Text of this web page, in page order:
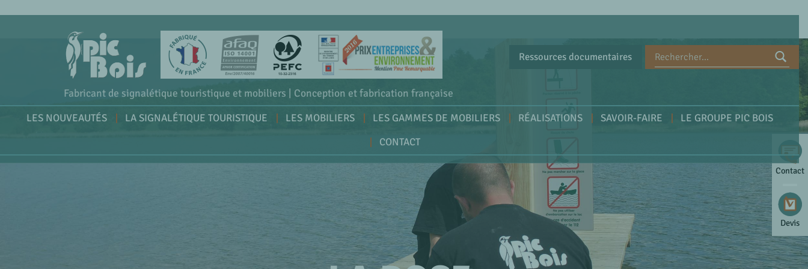
Contact
Devis
Fabricant de signalétique touristique et mobiliers | Conception et fabrication française
LES NOUVEAUTÉS LA SIGNALÉTIQUE TOURISTIQUE LES MOBILIERS LES GAMMES DE MOBILIERS RÉALISATIONS SAVOIR-FAIRE
LE GROUPE PIC BOIS
CONTACT
Ressources documentaires